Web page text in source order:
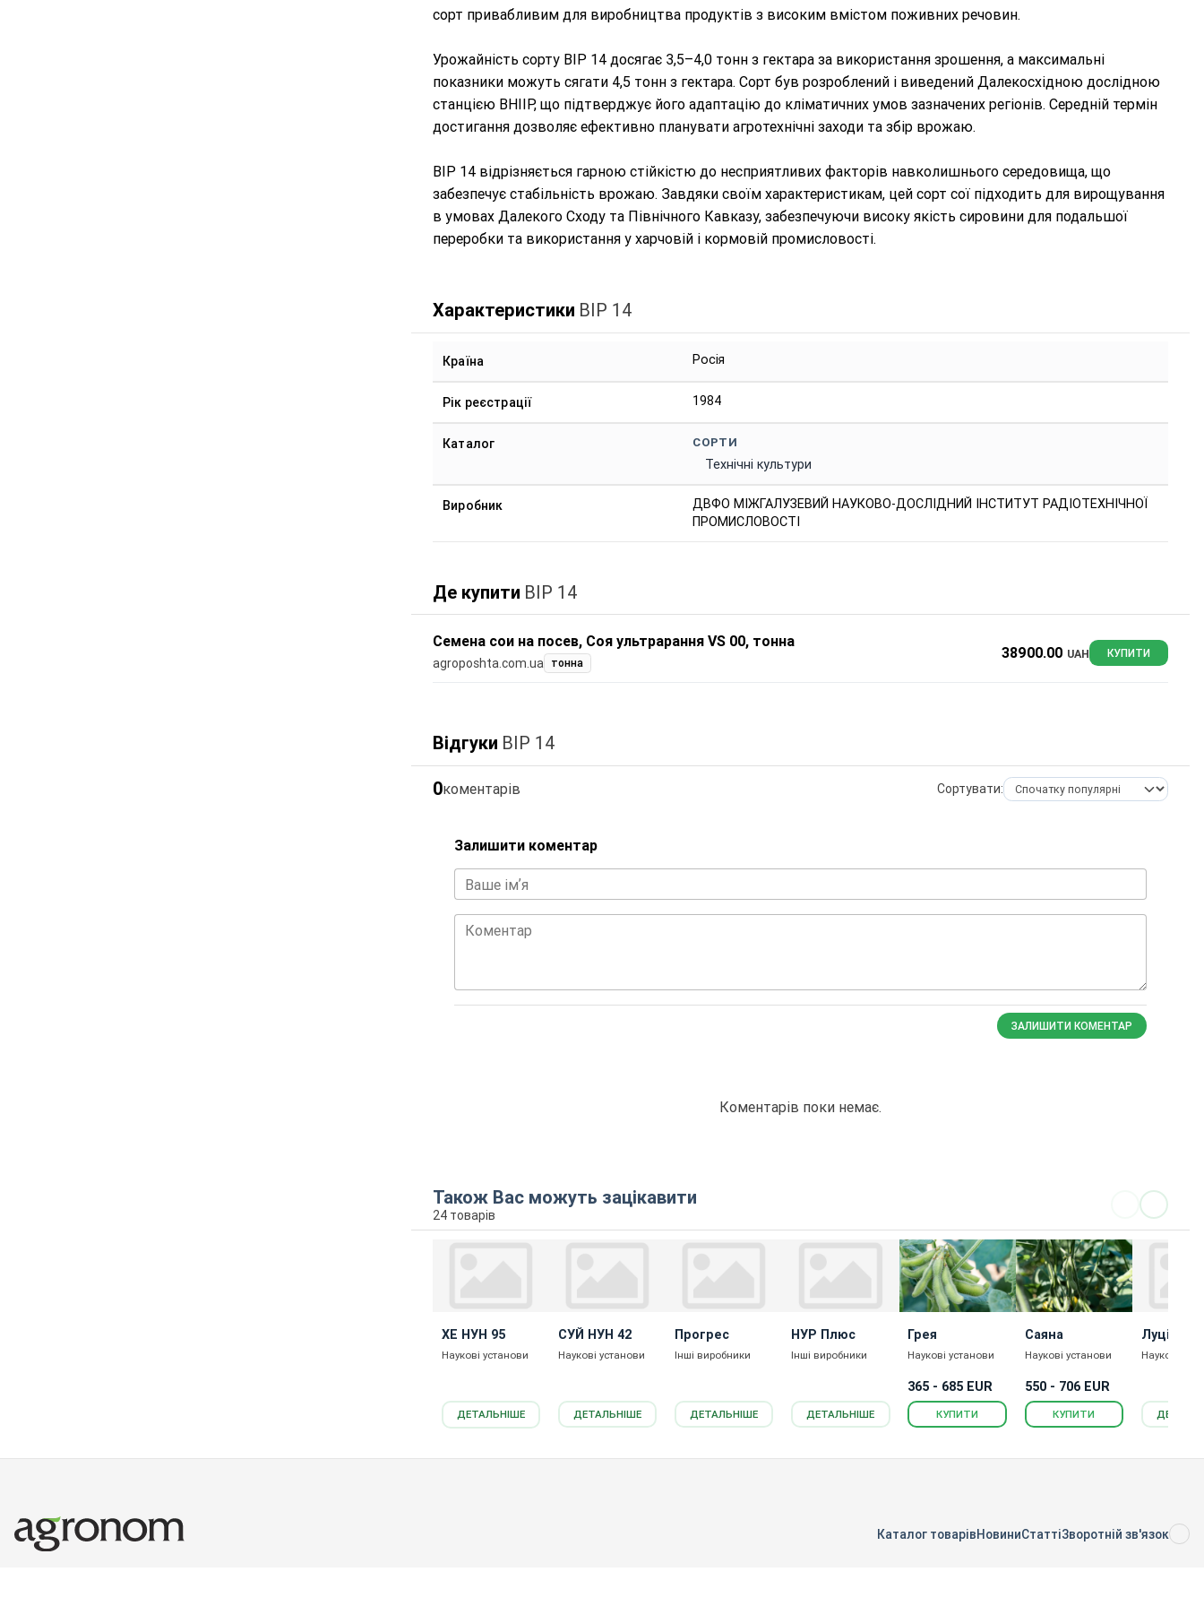
сорт привабливим для виробництва продуктів з високим вмістом поживних речовин.
Урожайність сорту ВІР 14 досягає 3,5–4,0 тонн з гектара за використання зрошення, а максимальні
показники можуть сягати 4,5 тонн з гектара. Сорт був розроблений і виведений Далекосхідною дослідною
станцією ВНІІР, що підтверджує його адаптацію до кліматичних умов зазначених регіонів. Середній термін
достигання дозволяє ефективно планувати агротехнічні заходи та збір врожаю.
ВІР 14 відрізняється гарною стійкістю до несприятливих факторів навколишнього середовища, що
забезпечує стабільність врожаю. Завдяки своїм характеристикам, цей сорт сої підходить для вирощування
в умовах Далекого Сходу та Північного Кавказу, забезпечуючи високу якість сировини для подальшої
переробки та використання у харчовій і кормовій промисловості.
Характеристики ВІР 14
Країна Росія
Рік реєстрації 1984
Каталог СОРТИ
Технічні культури
Виробник
ДВФО МІЖГАЛУЗЕВИЙ НАУКОВО-ДОСЛІДНИЙ ІНСТИТУТ РАДІОТЕХНІЧНОЇ
ПРОМИСЛОВОСТІ
Де купити ВІР 14
Семена сои на посев, Соя ультрарання VS 00, тонна
agroposhta.com.ua тонна
38900.00 UAH КУПИТИ
Відгуки ВІР 14
0коментарів Сортувати:
Залишити коментар
Ваше імʼя
Коментар
ЗАЛИШИТИ КОМЕНТАР
Коментарів поки немає.
Також Вас можуть зацікавити
24 товарів
ХЕ НУН 95
Наукові установи
ДЕТАЛЬНІШЕ
СУЙ НУН 42
Наукові установи
ДЕТАЛЬНІШЕ
Прогрес
Інші виробники
ДЕТАЛЬНІШЕ
НУР Плюс
Інші виробники
ДЕТАЛЬНІШЕ
Грея
Наукові установи
365 - 685 EUR
КУПИТИ
Саяна
Наукові установи
550 - 706 EUR
КУПИТИ
Луція
Наукові
Каталог товарівНовиниСтаттіЗворотній зв'язок RSS